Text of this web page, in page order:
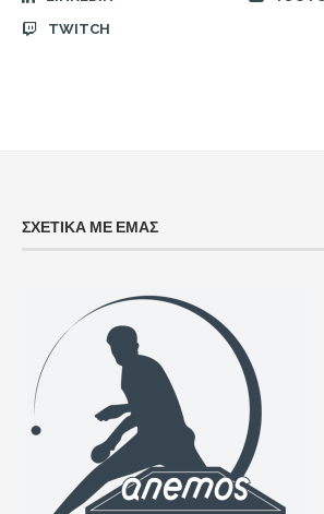
TWITCH
ΣΧΕΤΙΚΑ ΜΕ ΕΜΑΣ